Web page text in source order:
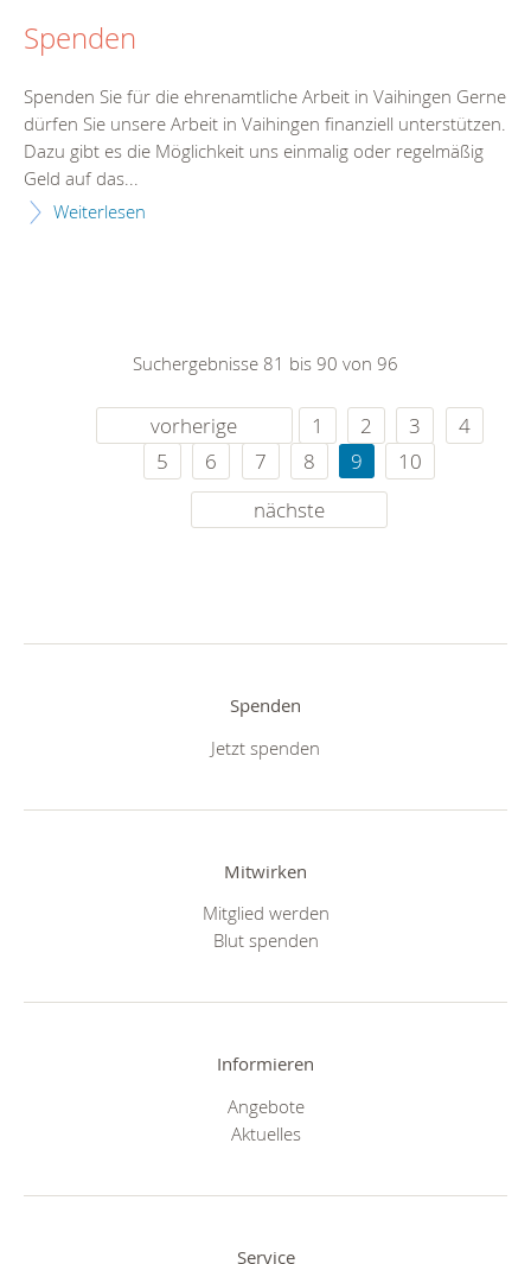
Spenden
Spenden Sie für die ehrenamtliche Arbeit in Vaihingen Gerne
dürfen Sie unsere Arbeit in Vaihingen finanziell unterstützen.
Dazu gibt es die Möglichkeit uns einmalig oder regelmäßig
Geld auf das...
Weiterlesen
Suchergebnisse 81 bis 90 von 96
vorherige 1 2 3
4
5
6 7 8 9
10
nächste
Spenden
Jetzt spenden
Mitwirken
Mitglied werden
Blut spenden
Informieren
Angebote
Aktuelles
Service